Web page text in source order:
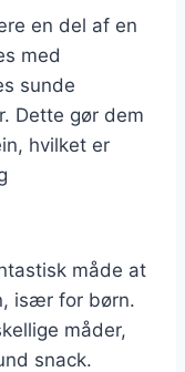
en del af en
med
sunde
Dette gør dem
hvilket er
måde at
især for børn.
måder,
snack.